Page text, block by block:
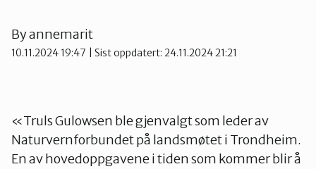
Byannemarit
10.11.2024 19:47 | Sist oppdatert: 24.11.2024 21:21
«Truls Gulowsen ble gjenvalgt som leder av
Naturvernforbundet på landsmøtet i Trondheim.
En av hovedoppgavene i tiden som kommer blir å